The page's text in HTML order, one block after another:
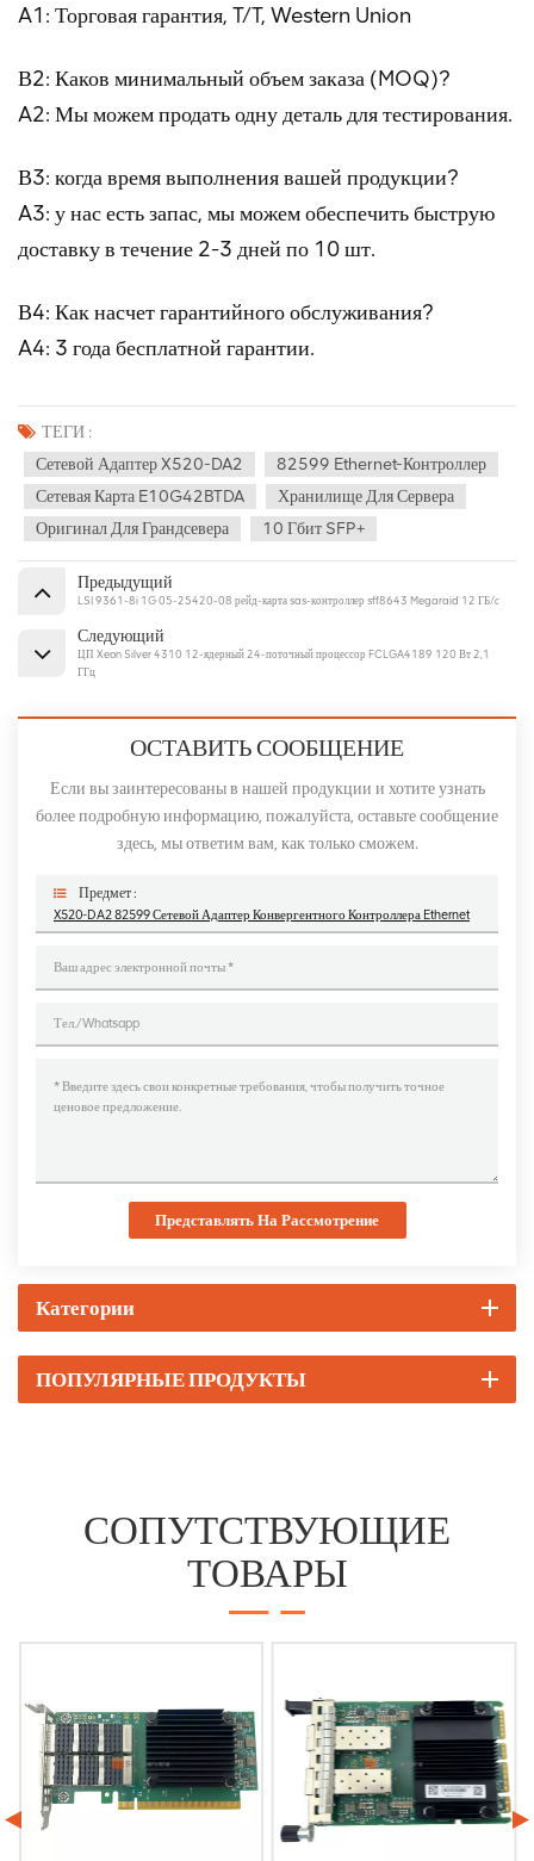
A1: Торговая гарантия, T/T, Western Union
В2: Каков минимальный объем заказа (MOQ)?
A2: Мы можем продать одну деталь для тестирования.
В3: когда время выполнения вашей продукции?
A3: у нас есть запас, мы можем обеспечить быструю
доставку в течение 2-3 дней по 10 шт.
В4: Как насчет гарантийного обслуживания?
A4: 3 года бесплатной гарантии.
ТЕГИ :
Сетевой Адаптер X520-DA2
82599 Ethernet-Контроллер
Сетевая Карта E10G42BTDA
Хранилище Для Сервера
Оригинал Для Грандсевера
10 Гбит SFP+
Предыдущий
LSI 9361-8i 1G 05-25420-08 рейд-карта sas-контроллер sff8643 Megaraid 12 ГБ/с
Следующий
ЦП Xeon Silver 4310 12-ядерный 24-поточный процессор FCLGA4189 120 Вт 2,1
ГГц
ОСТАВИТЬ СООБЩЕНИЕ
Если вы заинтересованы в нашей продукции и хотите узнать
более подробную информацию, пожалуйста, оставьте сообщение
здесь, мы ответим вам, как только сможем.
Предмет :
X520-DA2 82599 Сетевой Адаптер Конвергентного Контроллера Ethernet
Представлять На Рассмотрение
Категории
ПОПУЛЯРНЫЕ ПРОДУКТЫ
СОПУТСТВУЮЩИЕ
ТОВАРЫ